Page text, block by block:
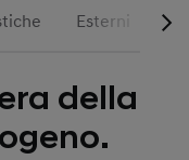
Esterni
della